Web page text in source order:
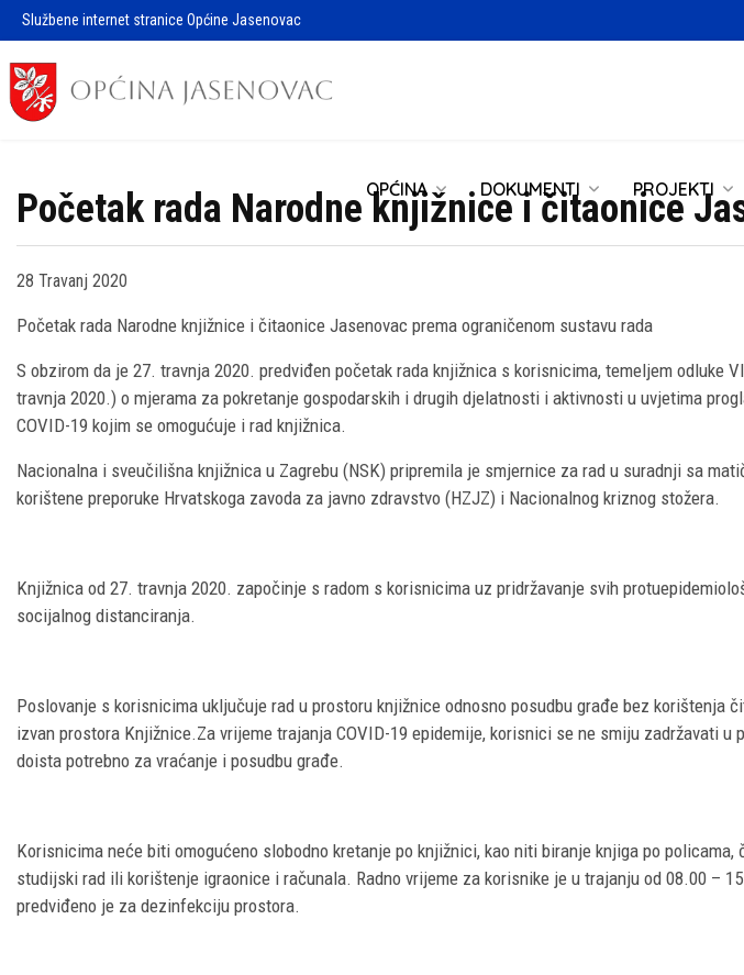
Službene internet stranice Općine Jasenovac
OPĆINA DOKUMENTI PROJEKTI
Početak rada Narodne knjižnice i čitaonice
28 Travanj 2020
Početak rada Narodne knjižnice i čitaonice Jasenovac prema ograničenom sustavu rada
S obzirom da je 27. travnja 2020. predviđen početak rada knjižnica s korisnicima, temeljem odluke
travnja 2020.) o mjerama za pokretanje gospodarskih i drugih djelatnosti i aktivnosti u uvjetima
COVID-19 kojim se omogućuje i rad knjižnica.
Nacionalna i sveučilišna knjižnica u Zagrebu (NSK) pripremila je smjernice za rad u suradnji sa
korištene preporuke Hrvatskoga zavoda za javno zdravstvo (HZJZ) i Nacionalnog kriznog stožera.
Knjižnica od 27. travnja 2020. započinje s radom s korisnicima uz pridržavanje svih
socijalnog distanciranja.
Poslovanje s korisnicima uključuje rad u prostoru knjižnice odnosno posudbu građe bez korištenja
izvan prostora Knjižnice.Za vrijeme trajanja COVID-19 epidemije, korisnici se ne smiju zadržavati u
doista potrebno za vraćanje i posudbu građe.
Korisnicima neće biti omogućeno slobodno kretanje po knjižnici, kao niti biranje knjiga po policama,
studijski rad ili korištenje igraonice i računala. Radno vrijeme za korisnike je u trajanju od 08.00 –
predviđeno je za dezinfekciju prostora.